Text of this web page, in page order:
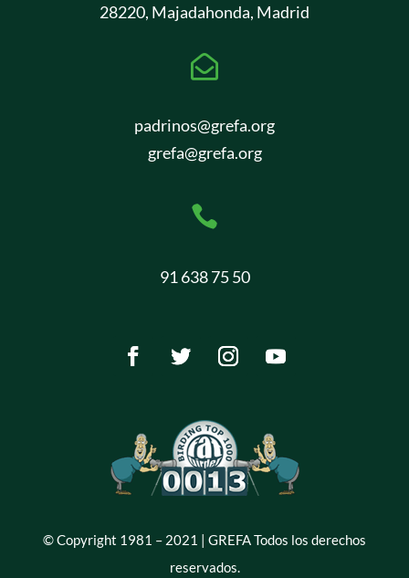
28220, Majadahonda, Madrid

padrinos@grefa.org
grefa@grefa.org

91 638 75 50
© Copyright 1981 – 2021 | GREFA Todos los derechos
reservados.